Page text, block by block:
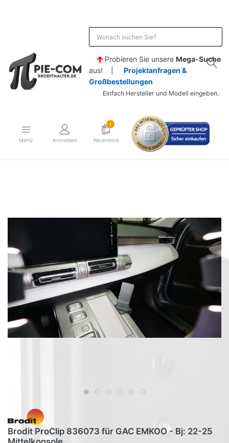
Probieren Sie unsere Mega-Suche
aus! | Projektanfragen &
Großbestellungen
Einfach Hersteller und Modell eingeben.
Menü Anmelden
1
Warenkorb
Brodit ProClip 836073 für GAC EMKOO - Bj: 22-25